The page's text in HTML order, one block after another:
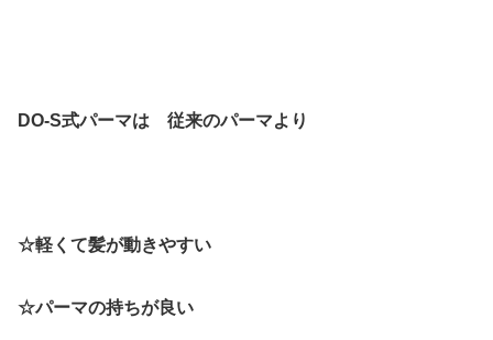
DO-S式パーマは 従来のパーマより
☆軽くて髪が動きやすい
☆パーマの持ちが良い